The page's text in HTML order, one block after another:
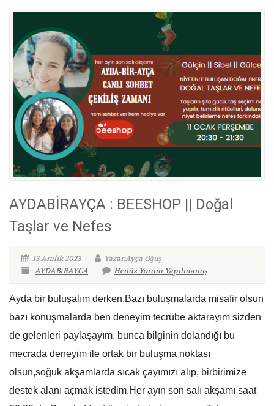
AYDABİRAYÇA : BEESHOP || Doğal
Taşlar ve Nefes
13 Aralık 2023
Yazar:Ayça Oğuş
AYDABİRAYCA
Henüz Yorum Yapılmamış
Ayda bir buluşalım derken,Bazı buluşmalarda misafir olsun
bazı konuşmalarda ben deneyim tecrübe aktarayım sizden
de gelenleri paylaşayım, bunca bilginin dolandığı bu
mecrada deneyim ile ortak bir buluşma noktası
olsun,soğuk akşamlarda sıcak çayımızı alıp, birbirimize
destek alanı açmak istedim.Her ayın son salı akşamı saat